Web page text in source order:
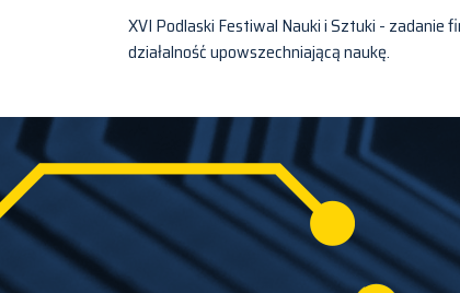
XVI Podlaski Festiwal Nauki i Sztuki -
działalność upowszechniającą naukę.